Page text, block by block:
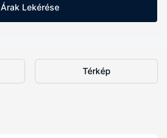
Árak Lekérése
Térkép